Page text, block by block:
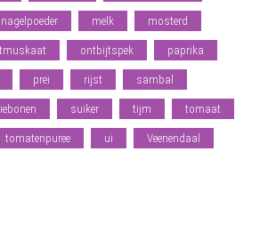
melk mosterd
ontbijtspek paprika
prei rijst sambal
suiker tijm tomaat
tomatenpuree ui Veenendaal